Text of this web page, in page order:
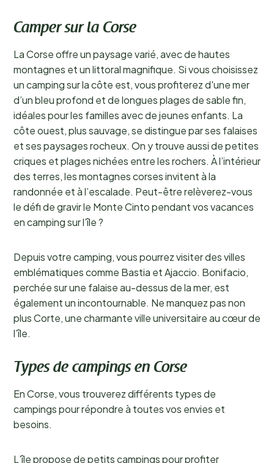
Camper sur la Corse
La Corse offre un paysage varié, avec de hautes
montagnes et un littoral magnifique. Si vous choisissez
un camping sur la côte est, vous profiterez d'une mer
d’un bleu profond et de longues plages de sable fin,
idéales pour les familles avec de jeunes enfants. La
côte ouest, plus sauvage, se distingue par ses falaises
et ses paysages rocheux. On y trouve aussi de petites
criques et plages nichées entre les rochers. À l’intérieur
des terres, les montagnes corses invitent à la
randonnée et à l’escalade. Peut-être relèverez-vous
le défi de gravir le Monte Cinto pendant vos vacances
en camping sur l’île ?
Depuis votre camping, vous pourrez visiter des villes
emblématiques comme Bastia et Ajaccio. Bonifacio,
perchée sur une falaise au-dessus de la mer, est
également un incontournable. Ne manquez pas non
plus Corte, une charmante ville universitaire au cœur de
l’île.
Types de campings en Corse
En Corse, vous trouverez différents types de
campings pour répondre à toutes vos envies et
besoins.
L’île propose de petits campings pour profiter